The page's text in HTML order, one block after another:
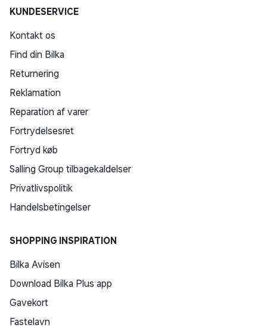
KUNDESERVICE
Kontakt os
Find din Bilka
Returnering
Reklamation
Reparation af varer
Fortrydelsesret
Fortryd køb
Salling Group tilbagekaldelser
Privatlivspolitik
Handelsbetingelser
SHOPPING INSPIRATION
Bilka Avisen
Download Bilka Plus app
Gavekort
Fastelavn